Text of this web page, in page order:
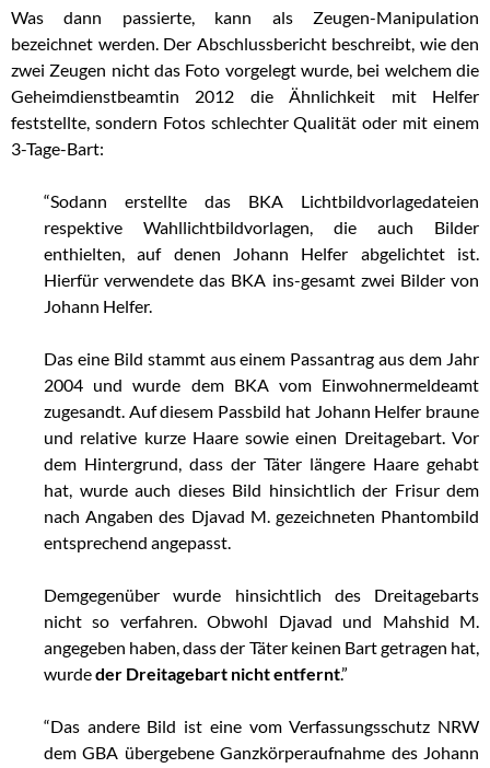
Was dann passierte, kann als Zeugen-Manipulation
bezeichnet werden. Der Abschlussbericht beschreibt, wie den
zwei Zeugen nicht das Foto vorgelegt wurde, bei welchem die
Geheimdienstbeamtin 2012 die Ähnlichkeit mit Helfer
feststellte, sondern Fotos schlechter Qualität oder mit einem
3-Tage-Bart:
“Sodann erstellte das BKA Lichtbildvorlagedateien
respektive Wahllichtbildvorlagen, die auch Bilder
enthielten, auf denen Johann Helfer abgelichtet ist.
Hierfür verwendete das BKA ins-gesamt zwei Bilder von
Johann Helfer.
Das eine Bild stammt aus einem Passantrag aus dem Jahr
2004 und wurde dem BKA vom Einwohnermeldeamt
zugesandt. Auf diesem Passbild hat Johann Helfer braune
und relative kurze Haare sowie einen Dreitagebart. Vor
dem Hintergrund, dass der Täter längere Haare gehabt
hat, wurde auch dieses Bild hinsichtlich der Frisur dem
nach Angaben des Djavad M. gezeichneten Phantombild
entsprechend angepasst.
Demgegenüber wurde hinsichtlich des Dreitagebarts
nicht so verfahren. Obwohl Djavad und Mahshid M.
angegeben haben, dass der Täter keinen Bart getragen hat,
wurdeder Dreitagebart nicht entfernt.”
“Das andere Bild ist eine vom Verfassungsschutz NRW
dem GBA übergebene Ganzkörperaufnahme des Johann